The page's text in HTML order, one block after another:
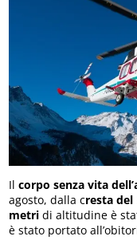
Ilcorpo senza vita
agosto, dalla cresta
metri di altitudine è
è stato portato